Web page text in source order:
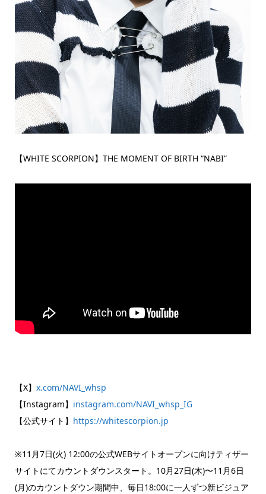
【WHITE SCORPION】THE MOMENT OF BIRTH “NABI”
【X】 x.com/NAVI_whsp
【Instagram】 instagram.com/NAVI_whsp_IG
【公式サイト】 https://whitescorpion.jp
※11月7日(火) 12:00の公式WEBサイトオープンに向けティザー
サイトにてカウントダウンスタート。10月27日(木)〜11月6日
(月)のカウントダウン期間中、毎日18:00に一人ずつ新ビジュア